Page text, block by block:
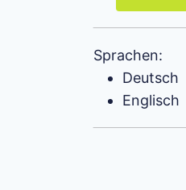
Sprachen:
Deutsch
Englisch